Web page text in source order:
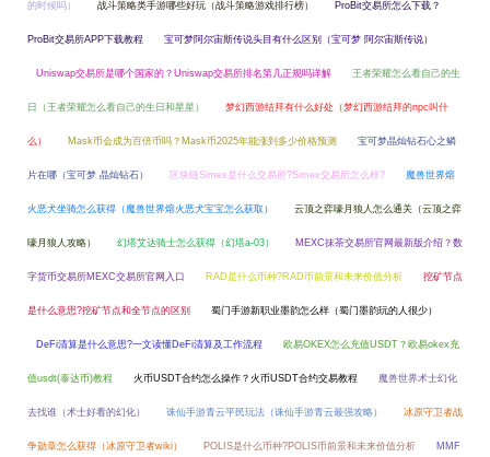
的时候吗） 战斗策略类手游哪些好玩（战斗策略游戏排行榜） ProBit交易所怎么下载？
ProBit交易所APP下载教程 宝可梦阿尔宙斯传说头目有什么区别（宝可梦 阿尔宙斯传说）
Uniswap交易所是哪个国家的？Uniswap交易所排名第几正规吗详解 王者荣耀怎么看自己的生
日（王者荣耀怎么看自己的生日和星星） 梦幻西游结拜有什么好处（梦幻西游结拜的npc叫什
么） Mask币会成为百倍币吗？Mask币2025年能涨到多少价格预测 宝可梦晶灿钻石心之鳞
片在哪（宝可梦 晶灿钻石） 区块链Simex是什么交易所?Simex交易所怎么样? 魔兽世界熔
火恶犬坐骑怎么获得（魔兽世界熔火恶犬宝宝怎么获取） 云顶之弈嚎月狼人怎么通关（云顶之弈
嚎月狼人攻略） 幻塔艾达骑士怎么获得（幻塔a-03） MEXC抹茶交易所官网最新版介绍？数
字货币交易所MEXC交易所官网入口 RAD是什么币种?RAD币前景和未来价值分析 挖矿节点
是什么意思?挖矿节点和全节点的区别 蜀门手游新职业墨韵怎么样（蜀门墨韵玩的人很少）
DeFi清算是什么意思?一文读懂DeFi清算及工作流程 欧易OKEX怎么充值USDT？欧易okex充
值usdt(泰达币)教程 火币USDT合约怎么操作？火币USDT合约交易教程 魔兽世界术士幻化
去找谁（术士好看的幻化） 诛仙手游青云平民玩法（诛仙手游青云最强攻略） 冰原守卫者战
争勋章怎么获得（冰原守卫者wiki） POLIS是什么币种?POLIS币前景和未来价值分析 MMF